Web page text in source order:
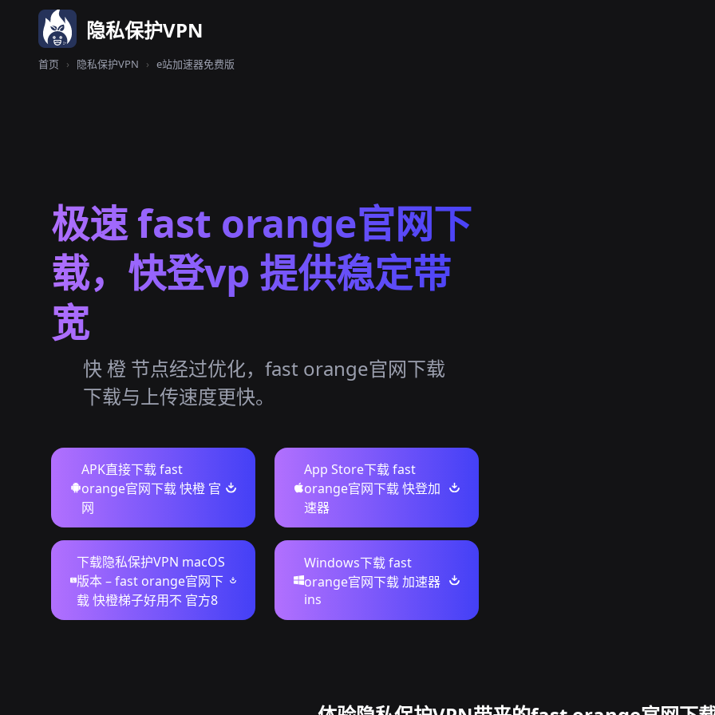
隐私保护VPN
首页 › 隐私保护VPN › e站加速器免费版
极速 fast orange官网下
载，快登vp 提供稳定带
宽
快 橙 节点经过优化，fast orange官网下载
下载与上传速度更快。
APK直接下载 fast
orange官网下载 快橙 官
网
App Store下载 fast
orange官网下载 快登加
速器
下载隐私保护VPN macOS
版本 – fast orange官网下
载 快橙梯子好用不 官方8
Windows下载 fast
orange官网下载 加速器
ins